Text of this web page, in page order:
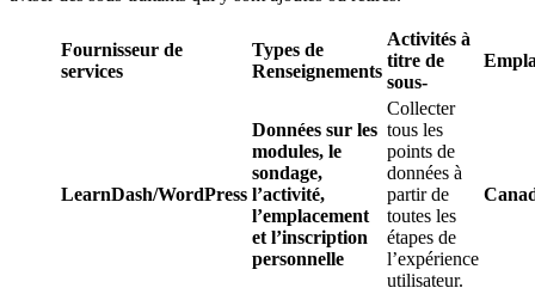
Fournisseur de
services
Types de
Renseignements
Activités à
titre de
sous-
LearnDash/WordPress
Données sur les
modules, le
sondage,
l’activité,
l’emplacement
et l’inscription
personnelle
Collecter
tous les
points de
données à
partir de
toutes les
étapes de
l’expérience
utilisateur.